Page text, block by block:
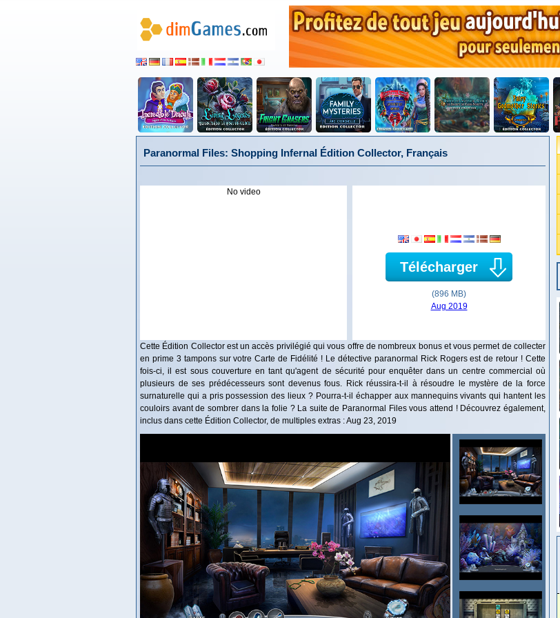
Paranormal Files: Shopping Infernal Édition Collector, Français
No video
Télécharger
(896 MB)
Aug 2019
Cette Édition Collector est un accès privilégié qui vous offre de nombreux bonus et vous permet de collecter
en prime 3 tampons sur votre Carte de Fidélité ! Le détective paranormal Rick Rogers est de retour ! Cette
fois-ci, il est sous couverture en tant qu'agent de sécurité pour enquêter dans un centre commercial où
plusieurs de ses prédécesseurs sont devenus fous. Rick réussira-t-il à résoudre le mystère de la force
surnaturelle qui a pris possession des lieux ? Pourra-t-il échapper aux mannequins vivants qui hantent les
couloirs avant de sombrer dans la folie ? La suite de Paranormal Files vous attend ! Découvrez également,
inclus dans cette Édition Collector, de multiples extras : Aug 23, 2019